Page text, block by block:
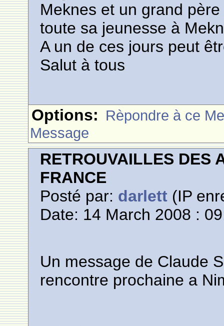
Meknes et un grand
toute sa jeunesse à
A un de ces jours peut
Salut à tous
Options: Rèpondre à ce
Message
RETROUVAILLES DES
FRANCE
Posté par: darlett (IP
Date: 14 March 2008 :
Un message de Claude
rencontre prochaine a